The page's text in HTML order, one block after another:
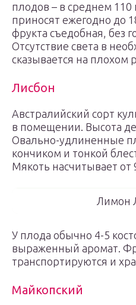
плодов – в среднем 110
приносят ежегодно до
фрукта съедобная, без
Отсутствие света в
сказывается на плохом
Лисбон
Австралийский сорт
в помещении. Высота
Овально-удлиненные
кончиком и тонкой
Мякоть насчитывает от
Лимон
У плода обычно 4-5
выраженный аромат.
транспортируются и
Майкопский